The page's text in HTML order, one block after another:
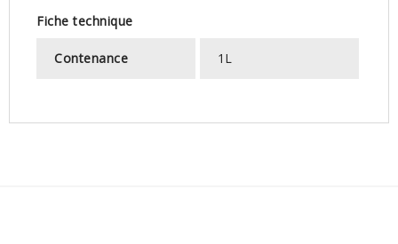
Fiche technique
Contenance 1L